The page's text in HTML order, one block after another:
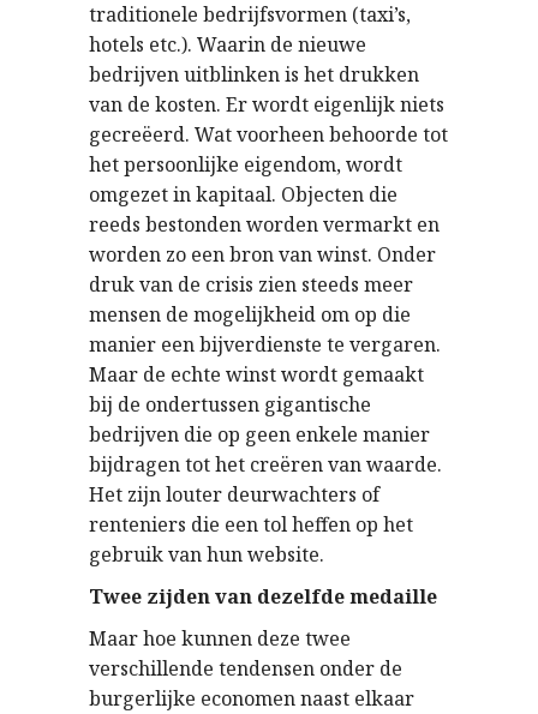
traditionele bedrijfsvormen (taxi’s,
hotels etc.). Waarin de nieuwe
bedrijven uitblinken is het drukken
van de kosten. Er wordt eigenlijk niets
gecreëerd. Wat voorheen behoorde tot
het persoonlijke eigendom, wordt
omgezet in kapitaal. Objecten die
reeds bestonden worden vermarkt en
worden zo een bron van winst. Onder
druk van de crisis zien steeds meer
mensen de mogelijkheid om op die
manier een bijverdienste te vergaren.
Maar de echte winst wordt gemaakt
bij de ondertussen gigantische
bedrijven die op geen enkele manier
bijdragen tot het creëren van waarde.
Het zijn louter deurwachters of
renteniers die een tol heffen op het
gebruik van hun website.
Twee zijden van dezelfde medaille
Maar hoe kunnen deze twee
verschillende tendensen onder de
burgerlijke economen naast elkaar